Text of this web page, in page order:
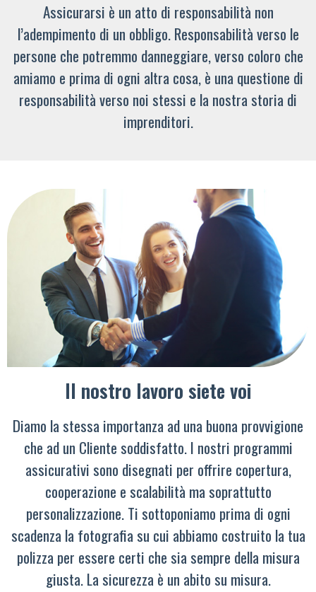
Assicurarsi è un atto di responsabilità non
l’adempimento di un obbligo. Responsabilità verso le
persone che potremmo danneggiare, verso coloro che
amiamo e prima di ogni altra cosa, è una questione di
responsabilità verso noi stessi e la nostra storia di
imprenditori.
Il nostro lavoro siete voi
Diamo la stessa importanza ad una buona provvigione
che ad un Cliente soddisfatto. I nostri programmi
assicurativi sono disegnati per offrire copertura,
cooperazione e scalabilità ma soprattutto
personalizzazione. Ti sottoponiamo prima di ogni
scadenza la fotografia su cui abbiamo costruito la tua
polizza per essere certi che sia sempre della misura
giusta. La sicurezza è un abito su misura.